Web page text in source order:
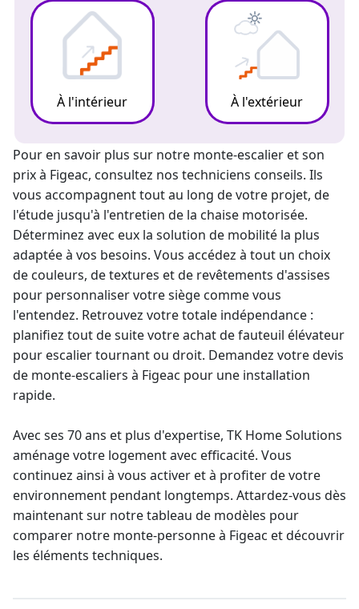
À l'intérieur À l'extérieur
Pour en savoir plus sur notre monte-escalier et son
prix à Figeac, consultez nos techniciens conseils. Ils
vous accompagnent tout au long de votre projet, de
l'étude jusqu'à l'entretien de la chaise motorisée.
Déterminez avec eux la solution de mobilité la plus
adaptée à vos besoins. Vous accédez à tout un choix
de couleurs, de textures et de revêtements d'assises
pour personnaliser votre siège comme vous
l'entendez. Retrouvez votre totale indépendance :
planifiez tout de suite votreachat de fauteuil élévateur
pour escaliertournant ou droit. Demandez votredevis
de monte-escaliers à Figeac pour une installation
rapide.
Avec ses 70 ans et plus d'expertise, TK Home Solutions
aménage votre logement avec efficacité. Vous
continuez ainsi à vous activer et à profiter de votre
environnement pendant longtemps. Attardez-vous dès
maintenant sur notre tableau de modèles pour
comparer notre monte-personneà Figeac et découvrir
les éléments techniques.